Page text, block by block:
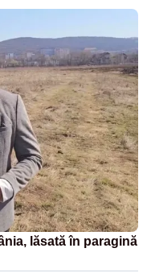
lăsată în paragină